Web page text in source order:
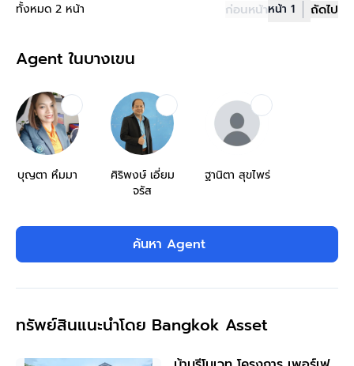
ทั้งหมด 2 หน้า ก่อนหน้าหน้า 1 ถัดไป
Agent ในบางเขน
บุญตา หึมมา
ศิริพงษ์ เอี่ยม
จรัส
ฐานิตา สุขไพร่
ค้นหา Agent
ทรัพย์สินแนะนำโดย Bangkok Asset